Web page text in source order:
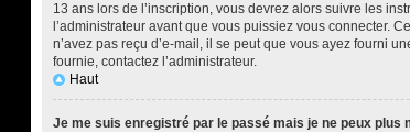
13 ans lors de l’inscription, vous devrez alors suivre les
l’administrateur avant que vous puissiez vous connecter.
n’avez pas reçu d’e-mail, il se peut que vous ayez fourni
fournie, contactez l’administrateur.
Haut
Je me suis enregistré par le passé mais je ne peux plus